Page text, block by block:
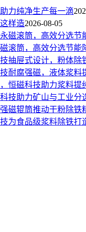
力纯净生产每一滴
样造2026-08-05
磁滚筒，高效分选节
滚筒，高效分选节能
抽屉式设计，粉体除
耐腐强磁，液体浆料
恒磁科技助力浆料提
技助力矿山与工业分
磁辊筒推动干粉除铁
为食品级浆料除铁打